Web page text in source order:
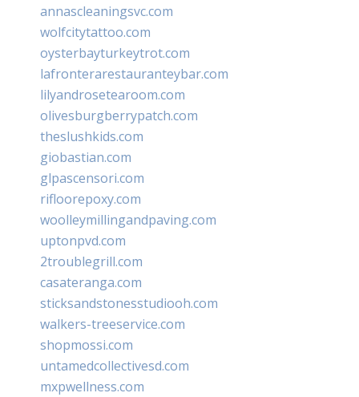
annascleaningsvc.com
wolfcitytattoo.com
oysterbayturkeytrot.com
lafronterarestauranteybar.com
lilyandrosetearoom.com
olivesburgberrypatch.com
theslushkids.com
giobastian.com
glpascensori.com
rifloorepoxy.com
woolleymillingandpaving.com
uptonpvd.com
2troublegrill.com
casateranga.com
sticksandstonesstudiooh.com
walkers-treeservice.com
shopmossi.com
untamedcollectivesd.com
mxpwellness.com